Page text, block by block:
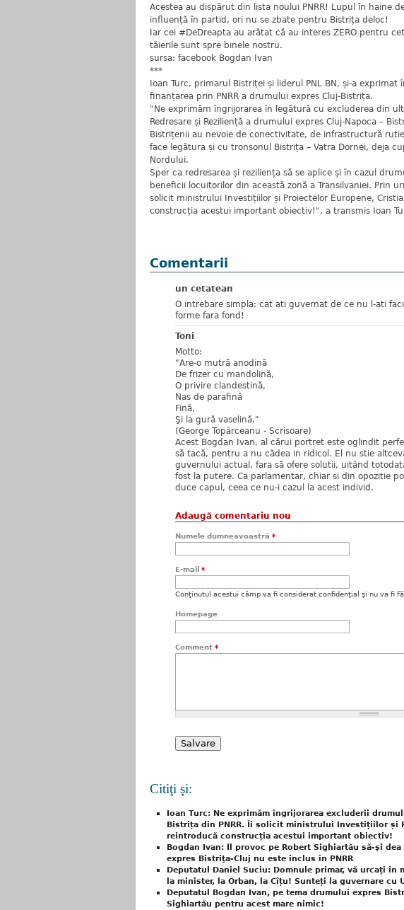
Acestea au dispărut din lista noului PNRR! Lupul în haine
influență în partid, ori nu se zbate pentru Bistrița deloc!
Iar cei #DeDreapta au arătat că au interes ZERO pentru
tăierile sunt spre binele nostru.
sursa: facebook Bogdan Ivan
***
Ioan Turc, primarul Bistriței și liderul PNL BN, și-a
finanțarea prin PNRR a drumului expres Cluj-Bistrița.
"Ne exprimăm îngrijorarea în legătură cu excluderea din
Redresare și Reziliență a drumului expres Cluj-Napoca –
Bistrițenii au nevoie de conectivitate, de infrastructură
face legătura și cu tronsonul Bistrița – Vatra Dornei, deja
Nordului.
Sper ca redresarea și reziliența să se aplice și în cazul
beneficii locuitorilor din această zonă a Transilvaniei. Prin
solicit ministrului Investițiilor și Proiectelor Europene,
construcția acestui important obiectiv!", a transmis Ioan
Comentarii
un cetatean
O intrebare simpla: cat ati guvernat de ce nu l-ati
forme fara fond!
Toni
Motto:
"Are-o mutră anodină
De frizer cu mandolină,
O privire clandestină,
Nas de parafină
Fină,
Şi la gură vaselină."
(George Topârceanu - Scrisoare)
Acest Bogdan Ivan, al cărui portret este oglindit
să tacă, pentru a nu cădea in ridicol. El nu stie
guvernului actual, fara să ofere solutii, uitând
fost la putere. Ca parlamentar, chiar si din opozitie
duce capul, ceea ce nu-i cazul la acest individ.
Adaugă comentariu nou
Numele dumneavoastră *
E-mail *
Conţinutul acestui câmp va fi considerat confidenţial şi nu va fi
Homepage
Comment *
Citiţi şi:
Ioan Turc: Ne exprimăm îngrijorarea excluderii
Bistrița din PNRR. Îi solicit ministrului Investițiilor și
reintroducă construcția acestui important obiectiv!
Bogdan Ivan: Îl provoc pe Robert Sighiartău să-şi dea
expres Bistriţa-Cluj nu este inclus în PNRR
Deputatul Daniel Suciu: Domnule primar, vă urcați în
la minister, la Orban, la Cîțu! Sunteți la guvernare cu
Deputatul Bogdan Ivan, pe tema drumului expres
Sighiartău pentru acest mare nimic!